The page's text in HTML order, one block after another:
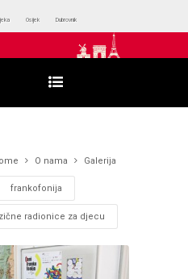
Osijek Dubrovnik
O nama Galerija
frankofonija
radionice za djecu